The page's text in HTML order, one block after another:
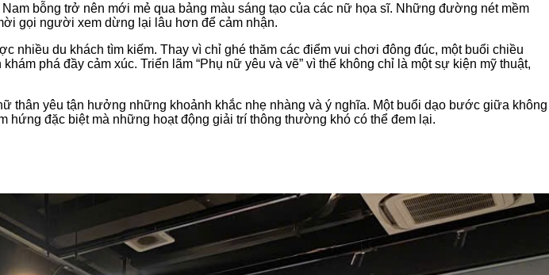
bỗng trở nên mới mẻ qua bảng màu sáng tạo của các nữ họa sĩ. Những đường nét mềm
gọi người xem dừng lại lâu hơn để cảm nhận.
du khách tìm kiếm. Thay vì chỉ ghé thăm các điểm vui chơi đông đúc, một buổi chiều
phá đầy cảm xúc. Triển lãm “Phụ nữ yêu và vẽ” vì thế không chỉ là một sự kiện mỹ thuật,
yêu tận hưởng những khoảnh khắc nhẹ nhàng và ý nghĩa. Một buổi dạo bước giữa không
hứng đặc biệt mà những hoạt động giải trí thông thường khó có thể đem lại.